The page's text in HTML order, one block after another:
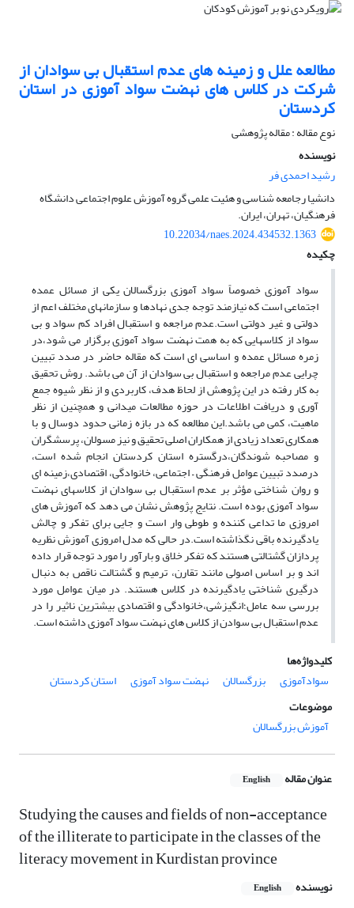
مطالعه علل و زمینه های عدم استقبال بی سوادان از
شرکت در کلاس های نهضت سواد آموزی در استان
کردستان
نوع مقاله : مقاله پژوهشی
نویسنده
رشید احمدی فر
دانشیا رجامعه شناسی و هئیت علمی گروه آموزش علوم اجتماعی دانشگاه
فرهنگیان، تهران، ایران.
10.22034/naes.2024.434532.1363
چکیده
سواد آموزی خصوصاً سواد آموزی بزرگسالان یکی از مسائل عمده
اجتماعی است که نیازمند توجه جدی نهادها و سازمانهای مختلف اعم از
دولتی و غیر دولتی است.عدم مراجعه و استقبال افراد کم سواد و بی
سواد از کلاسهایی که به همت نهضت سواد آموزی برگزار می شود،در
زمره مسائل عمده و اساسی ای است که مقاله حاضر در صدد تبیین
چرایی عدم مراجعه و استقبال بی سوادان از آن می باشد. روش تحقیق
به کار رفته در این پژوهش از لحاظ هدف، کاربردی و از نظر شیوه جمع
آوری و دریافت اطلاعات در حوزه مطالعات میدانی و همچنین از نظر
ماهیت، کمی می باشد.این مطالعه که در بازه زمانی حدود دوسال و با
همکاری تعداد زیادی از همکاران اصلی تحقیق و نیز مسولان، پرسشگران
و مصاحبه شوندگان،درگستره استان کردستان انجام شده است،
درصدد تبیین عوامل فرهنگی – اجتماعی، خانوادگی، اقتصادی،زمینه ای
و روان شناختی مؤثر بر عدم استقبال بی سوادان از کلاسهای نهضت
سواد آموزی بوده است. نتایج پژوهش نشان می دهد که آموزش های
امروزی ما تداعی کننده و طوطی وار است و جایی برای تفکر و چالش
یادگیرنده باقی نگذاشته است.در حالی که مدل امروزی آموزش نظریه
پردازان گشتالتی هستند که تفکر خلاق و بارآور را مورد توجه قرار داده
اند و بر اساس اصولی مانند تقارن، ترمیم و گشتالت ناقص به دنبال
درگیری شناختی یادگیرنده در کلاس هستند. در میان عوامل مورد
بررسی سه عامل؛انگیزشی،خانوادگی و اقتصادی بیشترین ناثیر را در
عدم استقبال بی سوادن از کلاس های نهضت سواد آموزی داشته است.
کلیدواژه‌ها
سوادآموزی
بزرگسالان نهضت سواد آموزی
استان کردستان
موضوعات
آموزش بزرگسالان
عنوان مقاله English
Studying the causes and fields of non-acceptance
of the illiterate to participate in the classes of the
literacy movement in Kurdistan province
نویسنده English